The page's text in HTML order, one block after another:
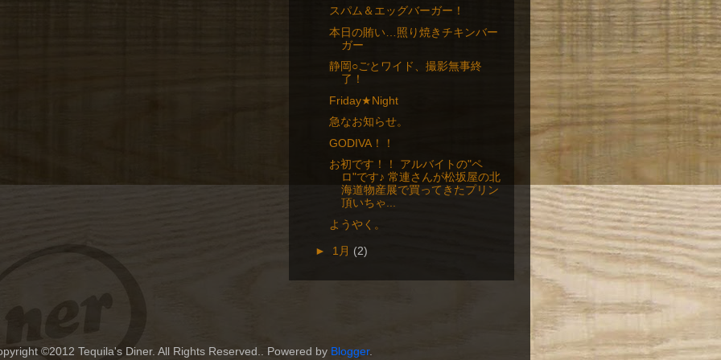
スパム＆エッグバーガー！
本日の賄い…照り焼きチキンバー
ガー
静岡○ごとワイド、撮影無事終
了！
Friday★Night
急なお知らせ。
GODIVA！！
お初です！！ アルバイトの"ペ
ロ"です♪ 常連さんが松坂屋の北
海道物産展で買ってきたプリン
頂いちゃ...
ようやく。
► 1月 (2)
©2012 Tequila's Diner. All Rights Reserved.. Powered by Blogger.